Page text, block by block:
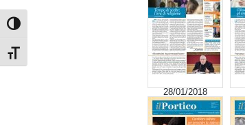
Attiva/disattiva alto contrasto
Attiva/disattiva dimensione testo
28/01/2018